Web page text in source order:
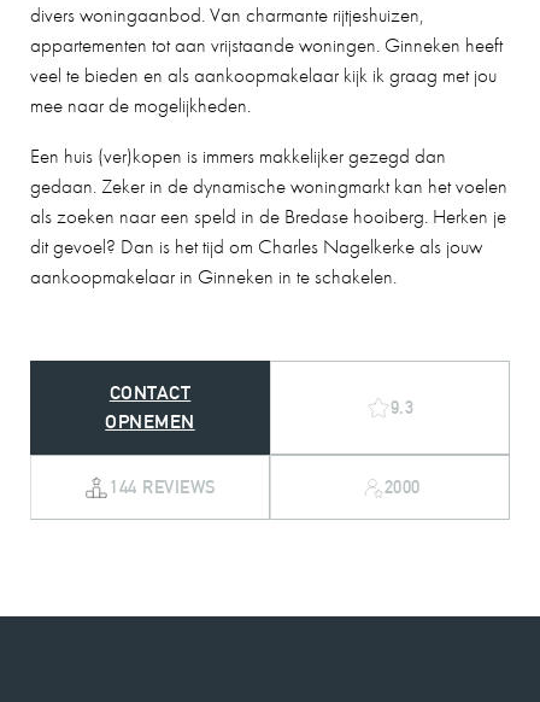
divers woningaanbod. Van charmante rijtjeshuizen,
appartementen tot aan vrijstaande woningen. Ginneken heeft
veel te bieden en als aankoopmakelaar kijk ik graag met jou
mee naar de mogelijkheden.
Een huis (ver)kopen is immers makkelijker gezegd dan
gedaan. Zeker in de dynamische woningmarkt kan het voelen
als zoeken naar een speld in de Bredase hooiberg. Herken je
dit gevoel? Dan is het tijd om Charles Nagelkerke als jouw
aankoopmakelaar in Ginneken in te schakelen.
CONTACT
OPNEMEN
9.3
144 REVIEWS 2000